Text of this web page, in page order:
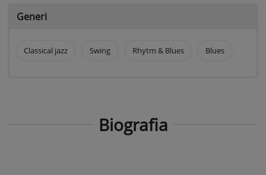
Generi
Classical jazz Swing Rhytm & Blues Blues
Biografia